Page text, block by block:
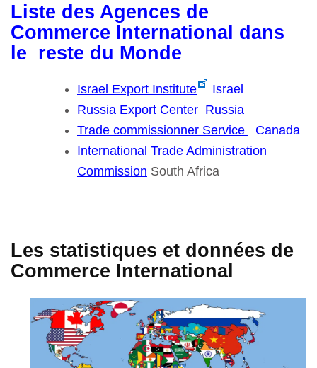
Liste des Agences de
Commerce International dans
le reste du Monde
Israel Export Institute
Israel
Russia Export Center Russia
Trade commissionner Service
Canada
International Trade Administration
Commission South Africa
Les statistiques et données de
Commerce International